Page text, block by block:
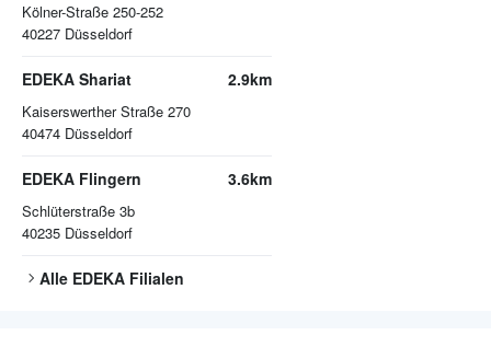
Kölner-Straße 250-252
40227 Düsseldorf
EDEKA Shariat
Kaiserswerther Straße 270
40474 Düsseldorf
2.9km
EDEKA Flingern
Schlüterstraße 3b
40235 Düsseldorf
3.6km
Alle EDEKA Filialen